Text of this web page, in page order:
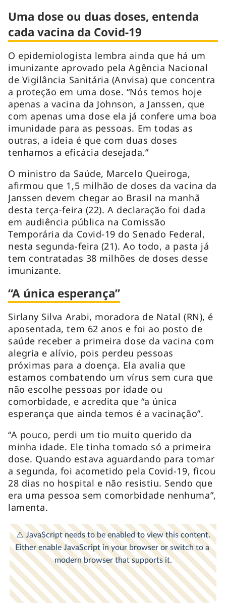
Uma dose ou duas doses, entenda
cada vacina da Covid-19
O epidemiologista lembra ainda que há um
imunizante aprovado pela Agência Nacional
de Vigilância Sanitária (Anvisa) que concentra
a proteção em uma dose. “Nós temos hoje
apenas a vacina da Johnson, a Janssen, que
com apenas uma dose ela já confere uma boa
imunidade para as pessoas. Em todas as
outras, a ideia é que com duas doses
tenhamos a eficácia desejada.”
O ministro da Saúde, Marcelo Queiroga,
afirmou que 1,5 milhão de doses da vacina da
Janssen devem chegar ao Brasil na manhã
desta terça-feira (22). A declaração foi dada
em audiência pública na Comissão
Temporária da Covid-19 do Senado Federal,
nesta segunda-feira (21). Ao todo, a pasta já
tem contratadas 38 milhões de doses desse
imunizante.
“A única esperança”
Sirlany Silva Arabi, moradora de Natal (RN), é
aposentada, tem 62 anos e foi ao posto de
saúde receber a primeira dose da vacina com
alegria e alívio, pois perdeu pessoas
próximas para a doença. Ela avalia que
estamos combatendo um vírus sem cura que
não escolhe pessoas por idade ou
comorbidade, e acredita que “a única
esperança que ainda temos é a vacinação”.
“A pouco, perdi um tio muito querido da
minha idade. Ele tinha tomado só a primeira
dose. Quando estava aguardando para tomar
a segunda, foi acometido pela Covid-19, ficou
28 dias no hospital e não resistiu. Sendo que
era uma pessoa sem comorbidade nenhuma”,
lamenta.